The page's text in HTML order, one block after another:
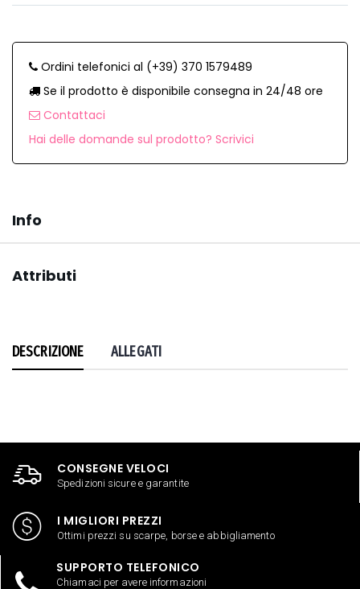
Ordini telefonici al (+39) 370 1579489
Se il prodotto è disponibile consegna in 24/48 ore
Contattaci
Hai delle domande sul prodotto? Scrivici
Info
Attributi
DESCRIZIONE ALLEGATI
CONSEGNE VELOCI
Spedizioni sicure e garantite
I MIGLIORI PREZZI
Ottimi prezzi su scarpe, borse e abbigliamento
SUPPORTO TELEFONICO
Chiamaci per avere informazioni